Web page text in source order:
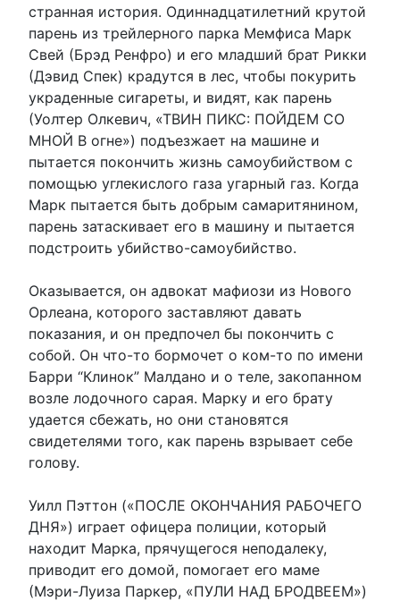
странная история. Одиннадцатилетний крутой
парень из трейлерного парка Мемфиса Марк
Свей (Брэд Ренфро) и его младший брат Рикки
(Дэвид Спек) крадутся в лес, чтобы покурить
украденные сигареты, и видят, как парень
(Уолтер Олкевич, «ТВИН ПИКС: ПОЙДЕМ СО
МНОЙ В огне») подъезжает на машине и
пытается покончить жизнь самоубийством с
помощью углекислого газа угарный газ. Когда
Марк пытается быть добрым самаритянином,
парень затаскивает его в машину и пытается
подстроить убийство-самоубийство.
Оказывается, он адвокат мафиози из Нового
Орлеана, которого заставляют давать
показания, и он предпочел бы покончить с
собой. Он что-то бормочет о ком-то по имени
Барри “Клинок” Малдано и о теле, закопанном
возле лодочного сарая. Марку и его брату
удается сбежать, но они становятся
свидетелями того, как парень взрывает себе
голову.
Уилл Пэттон («ПОСЛЕ ОКОНЧАНИЯ РАБОЧЕГО
ДНЯ») играет офицера полиции, который
находит Марка, прячущегося неподалеку,
приводит его домой, помогает его маме
(Мэри-Луиза Паркер, «ПУЛИ НАД БРОДВЕЕМ»)